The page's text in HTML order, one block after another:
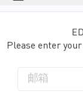
Please enter